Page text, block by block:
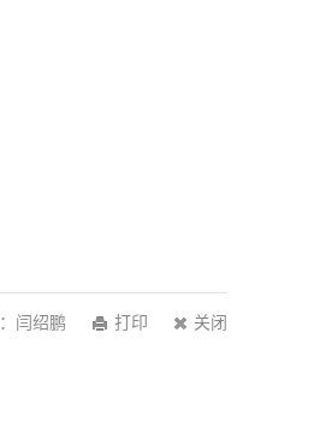
关闭
打印
闫绍鹏